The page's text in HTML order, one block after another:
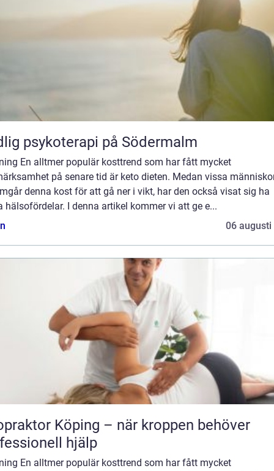
psykoterapi på Södermalm
En alltmer populär kosttrend som har fått mycket
på senare tid är keto dieten. Medan vissa
denna kost för att gå ner i vikt, har den också visat sig ha
hälsofördelar. I denna artikel kommer vi att ge e...
06 augusti
Köping – när kroppen behöver
hjälp
En alltmer populär kosttrend som har fått mycket